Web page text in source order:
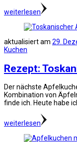
weiterlesen
aktualisiert am 29.
Kuchen
Rezept:
Der nächste
Kombination von
finde ich. Heute habe
weiterlesen